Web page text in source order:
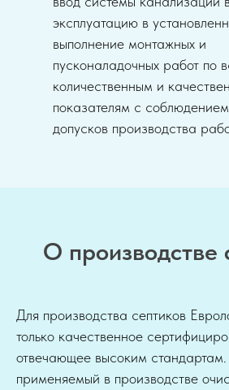
эксплуатацию в
выполнение монтажных и
пусконаладочных работ по
количественным и
показателям с
допусков производства
О производстве
Для производства септиков
только качественное
отвечающее высоким
применяемый в производстве